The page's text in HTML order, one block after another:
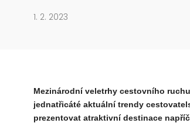
1. 2. 2023
Mezinárodní veletrhy cestovního
jednatřicáté aktuální trendy
prezentovat atraktivní destinace